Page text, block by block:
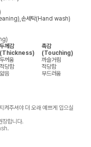
손세탁(Hand wash)
두께감
(Thickness)
촉감
(Touching)
두꺼움
까슬거림
적당함
적당함
얇음
부드러움
켜주셔야 더 오래 예쁘게 입으실
장합니다.